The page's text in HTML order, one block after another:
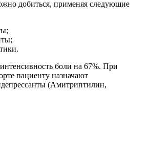
добиться, применяя следующие
боли на 67%. При
пациенту назначают
(Амитриптилин,